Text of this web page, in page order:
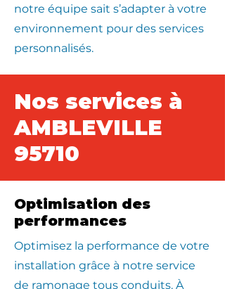
notre équipe sait s’adapter à votre
environnement pour des services
personnalisés.
Nos services à
AMBLEVILLE
95710
Optimisation des
performances
Optimisez la performance de votre
installation grâce à notre service
de ramonage tous conduits. À